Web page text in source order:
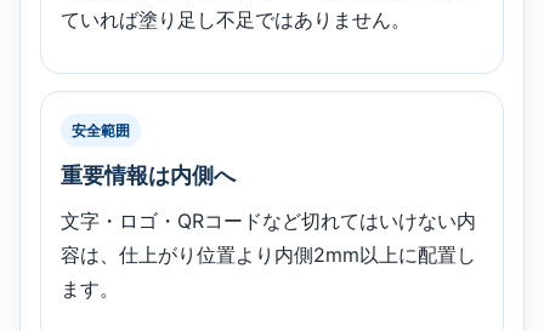
ていれば塗り足し不足ではありません。
安全範囲
重要情報は内側へ
文字・ロゴ・QRコードなど切れてはいけない内
容は、仕上がり位置より内側2mm以上に配置し
ます。